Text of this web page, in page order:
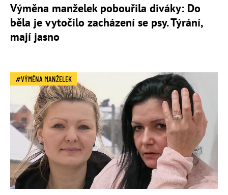
Výměna manželek pobouřila diváky: Do
běla je vytočilo zacházení se psy. Týrání,
mají jasno
VÝMĚNA MANŽELEK